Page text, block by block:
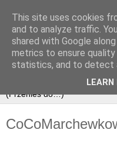
This site uses cookies
and to analyze traffic.
shared with Google
metrics to ensure
statistics, and to detect
LEARN